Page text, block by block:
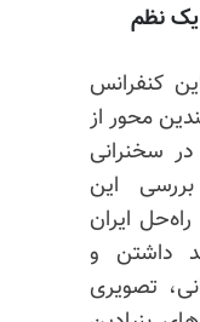
یک نظم
کنفرانس
محور از
سخنرانی
این
ایران
داشتن و
تصویری